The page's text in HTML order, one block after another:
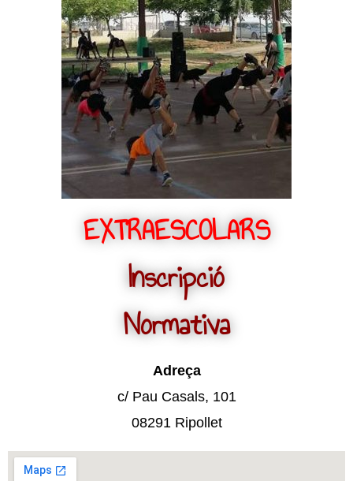
EXTRAESCOLARS
Inscripció
Normativa
Adreça
c/ Pau Casals, 101
08291 Ripollet